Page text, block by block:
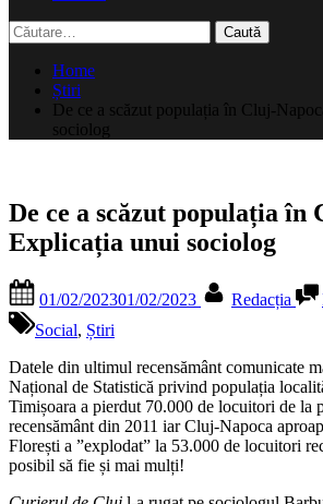
Caută
după:
Home
Știri
De ce a scăzut populația în Cluj-
sociolog
De ce a scăzut populația în
Explicația unui sociolog
on
01/02/202301/02/2023 Redacția
Social, Știri
Datele din ultimul recensământ comunicate
Național de Statistică privind populația
Timișoara a pierdut 70.000 de locuitori de la
recensământ din 2011 iar Cluj-Napoca
Florești a ”explodat” la 53.000 de locuitori
posibil să fie și mai mulți!